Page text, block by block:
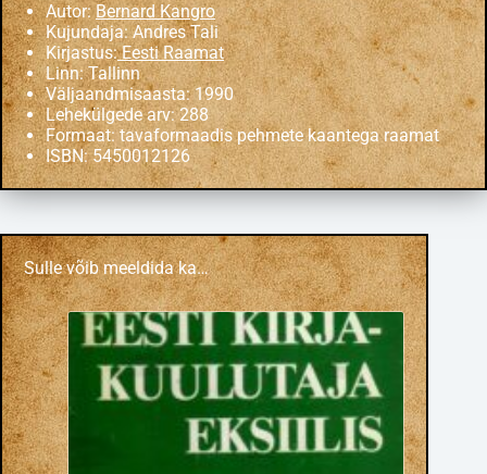
Autor:Bernard Kangro
Kujundaja: Andres Tali
Kirjastus:Eesti Raamat
Linn: Tallinn
Väljaandmisaasta: 1990
Lehekülgede arv: 288
Formaat: tavaformaadis pehmete kaantega raamat
ISBN: 5450012126
Sulle võib meeldida ka…